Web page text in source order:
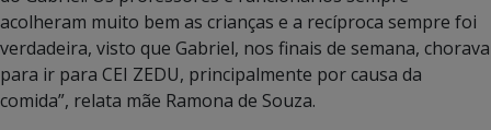
acolheram muito bem as crianças e a recíproca sempre foi
verdadeira, visto que Gabriel, nos finais de semana, chorava
para ir para CEI ZEDU, principalmente por causa da
comida”, relata mãe Ramona de Souza.